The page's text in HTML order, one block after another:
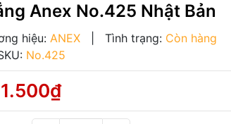
Anex No.425 Nhật Bản
hiệu: ANEX Tình trạng: Còn hàng
No.425